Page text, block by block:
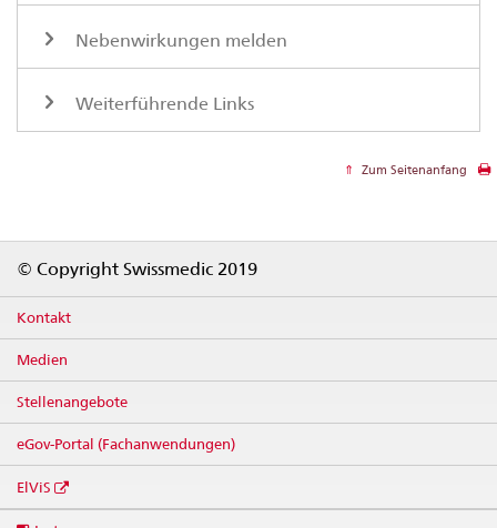
Nebenwirkungen melden
Weiterführende Links
Zum Seitenanfang
© Copyright Swissmedic 2019
Kontakt
Medien
Stellenangebote
eGov-Portal (Fachanwendungen)
ElViS